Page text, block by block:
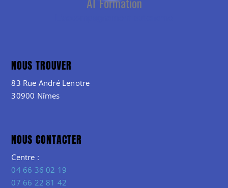
NOUS TROUVER
83 Rue André Lenotre
30900 Nîmes
NOUS CONTACTER
Centre :
04 66 36 02 19
07 66 22 81 42